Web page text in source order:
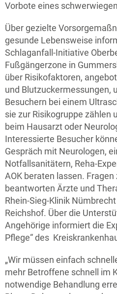
Vorbote eines
Über gezielte
gesunde Lebensweise
Schlaganfall-Initiative
Fußgängerzone in
über Risikofaktoren,
und Blutzuckermessungen,
Besuchern bei einem
sie zur Risikogruppe zählen
beim Hausarzt oder
Interessierte Besucher
Gespräch mit Neurologen,
Notfallsanitätern, Reha-
AOK beraten lassen.
beantworten Ärzte und
Rhein-Sieg-Klinik
Reichshof. Über die
Angehörige informiert die
Pflege“ des
„Wir müssen einfach
mehr Betroffene schnell im
notwendige Behandlung